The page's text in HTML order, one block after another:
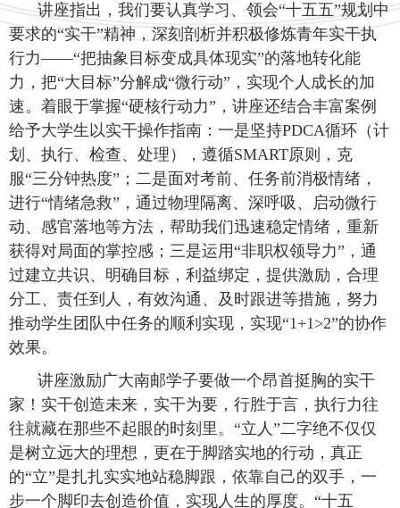
讲座指出，我们要认真学习、领会“十五五”规划中
要求的“实干”精神，深刻剖析并积极修炼青年实干执
行力——“把抽象目标变成具体现实”的落地转化能
力，把“大目标”分解成“微行动”，实现个人成长的加
速。着眼于掌握“硬核行动力”，讲座还结合丰富案例
给予大学生以实干操作指南：一是坚持PDCA循环（计
划、执行、检查、处理），遵循SMART原则，克
服“三分钟热度” ；二是面对考前、任务前消极情绪，
进行“情绪急救”，通过物理隔离、深呼吸、启动微行
动、感官落地等方法，帮助我们迅速稳定情绪，重新
获得对局面的掌控感；三是运用“非职权领导力”，通
过建立共识、明确目标，利益绑定，提供激励，合理
分工、责任到人，有效沟通、及时跟进等措施，努力
推动学生团队中任务的顺利实现，实现“1+1>2”的协作
效果。
讲座激励广大南邮学子要做一个昂首挺胸的实干
家！实干创造未来，实干为要，行胜于言，执行力往
往就藏在那些不起眼的时刻里。 “立人”二字绝不仅仅
是树立远大的理想，更在于脚踏实地的行动，真正
的“立”是扎扎实实地站稳脚跟，依靠自己的双手，一
步一个脚印去创造价值，实现人生的厚度。“十五